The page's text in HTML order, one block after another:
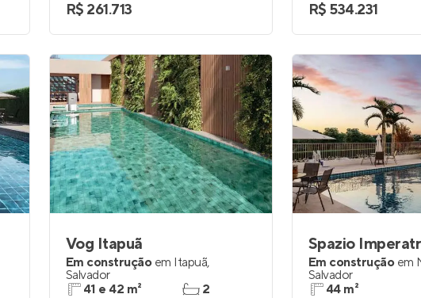
R$ 261.713 R$ 534.231
Vog Itapuã
Em construção em Itapuã,
Salvador
41 e 42 m²
2
Spazio
Em construção em
Salvador
44 m²